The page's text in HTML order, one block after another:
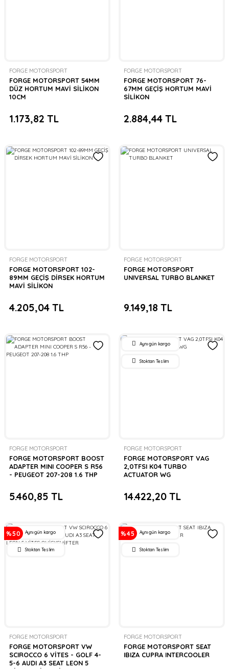
FORGE MOTORSPORT
FORGE MOTORSPORT 54MM
DÜZ HORTUM MAVİ SİLİKON
10CM
1.173,82 TL
FORGE MOTORSPORT
FORGE MOTORSPORT 76-
67MM GEÇİŞ HORTUM MAVİ
SİLİKON
2.884,44 TL
FORGE MOTORSPORT
FORGE MOTORSPORT 102-
89MM GEÇİŞ DİRSEK HORTUM
MAVİ SİLİKON
4.205,04 TL
FORGE MOTORSPORT
FORGE MOTORSPORT
UNIVERSAL TURBO BLANKET
9.149,18 TL
FORGE MOTORSPORT
FORGE MOTORSPORT BOOST
ADAPTER MINI COOPER S R56
- PEUGEOT 207-208 1.6 THP
5.460,85 TL
Aynı gün kargo
Stoktan Teslim
FORGE MOTORSPORT
FORGE MOTORSPORT VAG
2,0TFSI K04 TURBO
ACTUATOR WG
14.422,20 TL
%50 Aynı gün kargo
Stoktan Teslim
FORGE MOTORSPORT
FORGE MOTORSPORT VW
SCIROCCO 6 VİTES - GOLF 4-
5-6 AUDI A3 SEAT LEON 5
%45 Aynı gün kargo
Stoktan Teslim
FORGE MOTORSPORT
FORGE MOTORSPORT SEAT
IBIZA CUPRA INTERCOOLER